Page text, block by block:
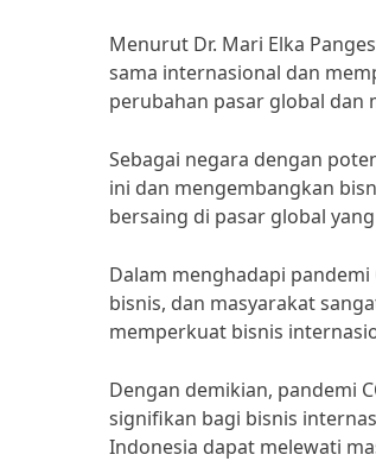
Menurut Dr. Mari Elka
sama internasional dan
perubahan pasar global dan
Sebagai negara dengan
ini dan mengembangkan
bersaing di pasar global
Dalam menghadapi
bisnis, dan masyarakat
memperkuat bisnis
Dengan demikian, pandemi
signifikan bagi bisnis
Indonesia dapat melewati